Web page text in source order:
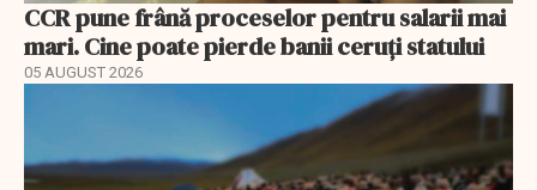
CCR pune frână proceselor pentru salarii mai
mari. Cine poate pierde banii ceruți statului
05 AUGUST 2026